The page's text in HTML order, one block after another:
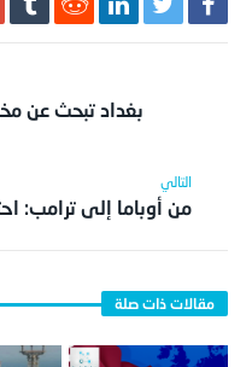
بغداد تبحث عن
من أوباما إلى ترامب: